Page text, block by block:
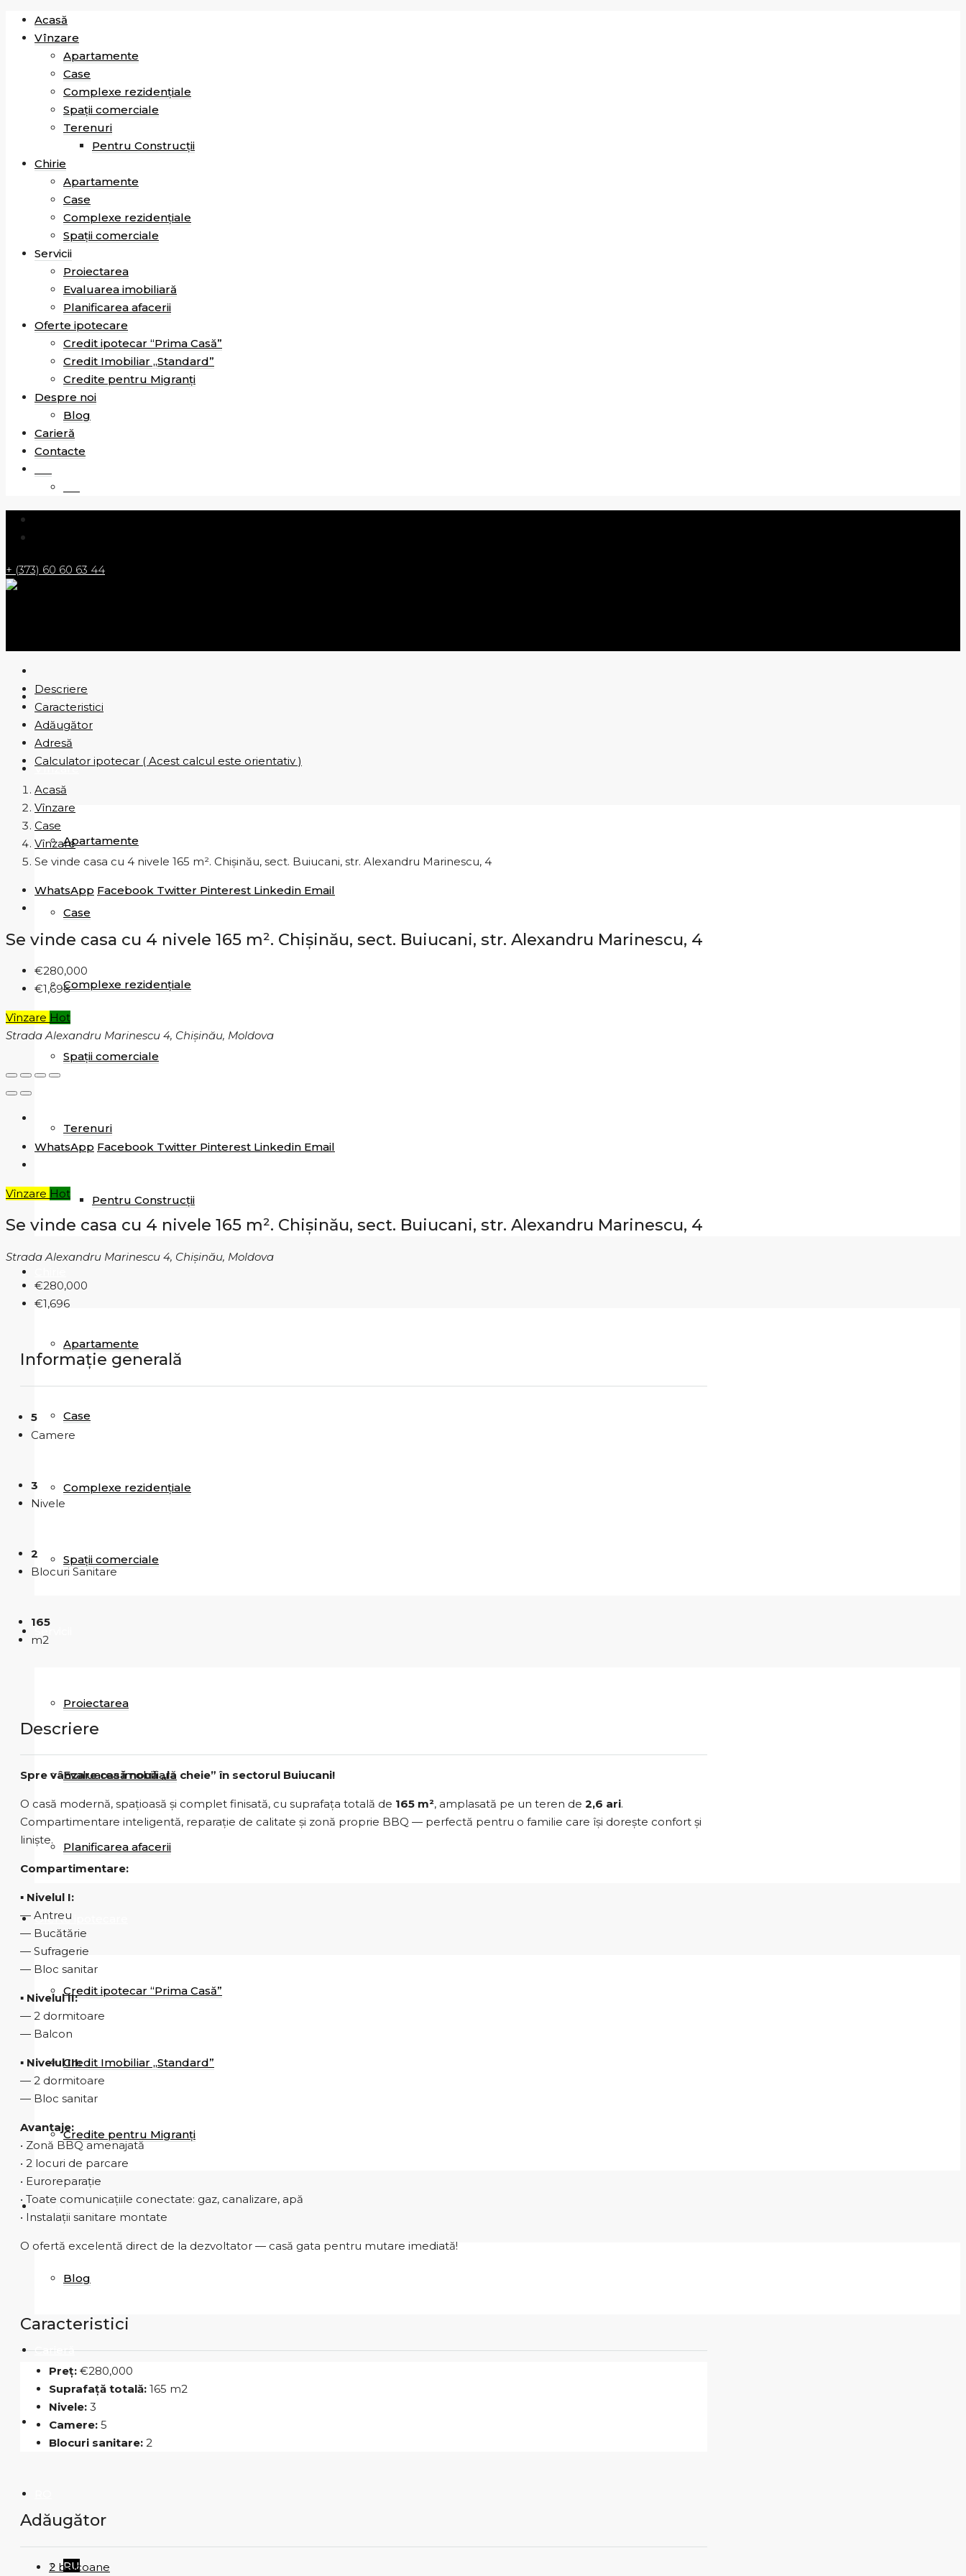
Acasă
Vînzare
Apartamente
Case
Complexe rezidențiale
Spații comerciale
Terenuri
Pentru Construcții
Chirie
Apartamente
Case
Complexe rezidențiale
Spații comerciale
Servicii
Proiectarea
Evaluarea imobiliară
Planificarea afacerii
Oferte ipotecare
Credit ipotecar “Prima Casă”
Credit Imobiliar „Standard”
Credite pentru Migranți
Despre noi
Blog
Carieră
Contacte
+ (373) 60 60 63 44
Acasă
Vînzare
Apartamente
Case
Complexe rezidențiale
Spații comerciale
Terenuri
Pentru Construcții
Apartamente
Case
Complexe rezidențiale
Spații comerciale
Proiectarea
Evaluarea imobiliară
Planificarea afacerii
Oferte ipotecare
Credit ipotecar “Prima Casă”
Credit Imobiliar „Standard”
Credite pentru Migranți
Despre noi
Blog
Carieră
Contacte
RU
Descriere
Caracteristici
Adăugător
Adresă
Calculator ipotecar ( Acest calcul este orientativ )
Acasă
Vînzare
Case
Vînzare
Se vinde casa cu 4 nivele 165 m². Chișinău, sect. Buiucani, str. Alexandru Marinescu, 4
WhatsApp Facebook Twitter Pinterest Linkedin Email
Se vinde casa cu 4 nivele 165 m². Chișinău, sect. Buiucani, str. Alexandru Marinescu, 4
€280,000
€1,696
Vînzare Hot
Strada Alexandru Marinescu 4, Chișinău, Moldova
WhatsApp Facebook Twitter Pinterest Linkedin Email
Vînzare Hot
Se vinde casa cu 4 nivele 165 m². Chișinău, sect. Buiucani, str. Alexandru Marinescu, 4
Strada Alexandru Marinescu 4, Chișinău, Moldova
€280,000
€1,696
Informație generală
5
Camere
3
Nivele
2
Blocuri Sanitare
165
m2
Descriere
Spre vânzare casă nouă „la cheie” în sectorul Buiucani!
O casă modernă, spațioasă și complet finisată, cu suprafața totală de 165 m², amplasată pe un teren de 2,6 ari.
Compartimentare inteligentă, reparație de calitate și zonă proprie BBQ — perfectă pentru o familie care își dorește confort și
liniște.
Compartimentare:
▪️ Nivelul I:
— Antreu
— Bucătărie
— Sufragerie
— Bloc sanitar
▪️ Nivelul II:
— 2 dormitoare
— Balcon
▪️ Nivelul III:
— 2 dormitoare
— Bloc sanitar
Avantaje:
• Zonă BBQ amenajată
• 2 locuri de parcare
• Euroreparație
• Toate comunicațiile conectate: gaz, canalizare, apă
• Instalații sanitare montate
O ofertă excelentă direct de la dezvoltator — casă gata pentru mutare imediată!
Caracteristici
Preț: €280,000
Suprafață totală: 165 m2
Nivele: 3
Camere: 5
Blocuri sanitare: 2
Adăugător
2 balcoane